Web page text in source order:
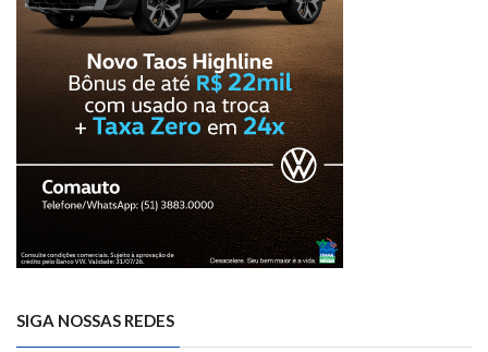
SIGA NOSSAS REDES